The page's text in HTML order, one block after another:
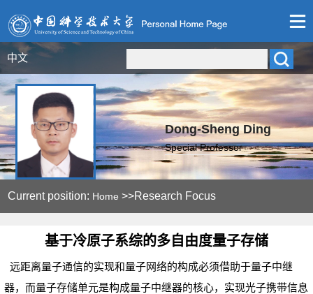
中文
Dong-Sheng Ding
Special Professor
Current position: Home >>Research Focus
基于冷原子系综的多自由度量子存储
远距离量子通信的实现和量子网络的构成必须借助于量子中继
器，而量子存储单元是构成量子中继器的核心，实现光子携带信息